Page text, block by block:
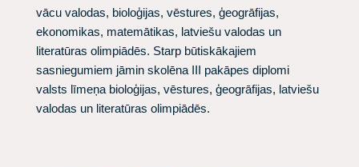
vācu valodas, bioloģijas, vēstures, ģeogrāfijas,
ekonomikas, matemātikas, latviešu valodas un
literatūras olimpiādēs. Starp būtiskākajiem
sasniegumiem jāmin skolēna III pakāpes diplomi
valsts līmeņa bioloģijas, vēstures, ģeogrāfijas, latviešu
valodas un literatūras olimpiādēs.